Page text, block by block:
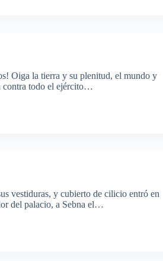
Oiga la tierra y su plenitud, el mundo y
contra todo el ejército…
vestiduras, y cubierto de cilicio entró en
del palacio, a Sebna el…